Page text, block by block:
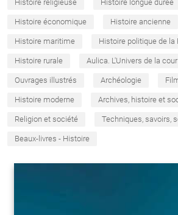
Histoire religieuse Histoire longue durée
Histoire économique Histoire ancienne
Histoire maritime Histoire politique de la
Histoire rurale Aulica. L'Univers de la cour
Ouvrages illustrés Archéologie
Histoire moderne Archives, histoire et
Religion et société Techniques, savoirs,
Beaux-livres - Histoire